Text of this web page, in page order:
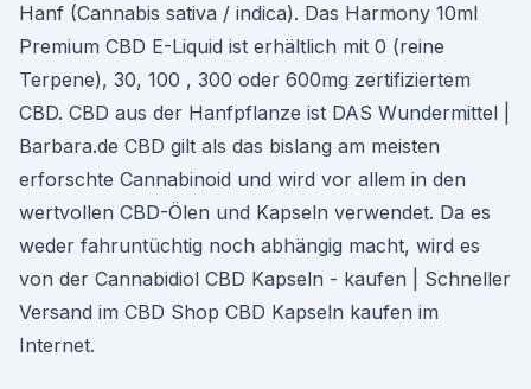
Hanf (Cannabis sativa / indica). Das Harmony 10ml
Premium CBD E-Liquid ist erhältlich mit 0 (reine
Terpene), 30, 100 , 300 oder 600mg zertifiziertem
CBD. CBD aus der Hanfpflanze ist DAS Wundermittel |
Barbara.de CBD gilt als das bislang am meisten
erforschte Cannabinoid und wird vor allem in den
wertvollen CBD-Ölen und Kapseln verwendet. Da es
weder fahruntüchtig noch abhängig macht, wird es
von der Cannabidiol CBD Kapseln - kaufen | Schneller
Versand im CBD Shop CBD Kapseln kaufen im
Internet.